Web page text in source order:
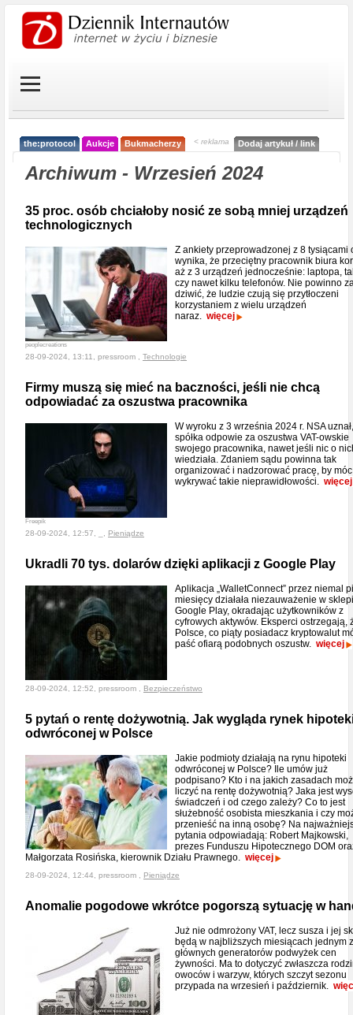
the:protocol Aukcje Bukmacherzy < reklama Dodaj artykuł / link
Archiwum - Wrzesień 2024
35 proc. osób chciałoby nosić ze sobą mniej urządzeń
technologicznych
peoplecreations
Z ankiety przeprowadzonej z 8 tysiącami
wynika, że przeciętny pracownik biura
aż z 3 urządzeń jednocześnie: laptopa,
czy nawet kilku telefonów. Nie powinno
dziwić, że ludzie czują się przytłoczeni
korzystaniem z wielu urządzeń
naraz. więcej
28-09-2024, 13:11, pressroom , Technologie
Firmy muszą się mieć na baczności, jeśli nie chcą
odpowiadać za oszustwa pracownika
Freepik
W wyroku z 3 września 2024 r. NSA
spółka odpowie za oszustwa VAT-owskie
swojego pracownika, nawet jeśli nic o
wiedziała. Zdaniem sądu powinna tak
organizować i nadzorować pracę, by móc
wykrywać takie nieprawidłowości. więcej
28-09-2024, 12:57, _, Pieniądze
Ukradli 70 tys. dolarów dzięki aplikacji z Google Play
Aplikacja „WalletConnect” przez niemal
miesięcy działała niezauważenie w
Google Play, okradając użytkowników z
cyfrowych aktywów. Eksperci ostrzegają,
Polsce, co piąty posiadacz kryptowalut
paść ofiarą podobnych oszustw. więcej
28-09-2024, 12:52, pressroom , Bezpieczeństwo
5 pytań o rentę dożywotnią. Jak wygląda rynek
odwróconej w Polsce
Jakie podmioty działają na rynu hipoteki
odwróconej w Polsce? Ile umów już
podpisano? Kto i na jakich zasadach
liczyć na rentę dożywotnią? Jaka jest
świadczeń i od czego zależy? Co to jest
służebność osobista mieszkania i czy
przenieść na inną osobę? Na
pytania odpowiadają: Robert Majkowski,
prezes Funduszu Hipotecznego DOM
Małgorzata Rosińska, kierownik Działu Prawnego. więcej
28-09-2024, 12:44, pressroom , Pieniądze
Anomalie pogodowe wkrótce pogorszą sytuację w
Już nie odmrożony VAT, lecz susza i jej
będą w najbliższych miesiącach jednym z
głównych generatorów podwyżek cen
żywności. Ma to dotyczyć zwłaszcza
owoców i warzyw, których szczyt sezonu
przypada na wrzesień i październik.